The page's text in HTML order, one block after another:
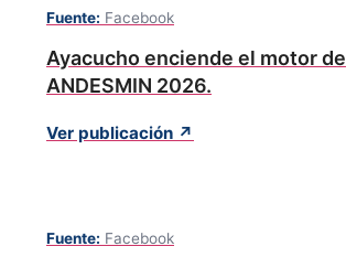
Fuente: Facebook
Ayacucho enciende el motor de
ANDESMIN 2026.
Ver publicación ↗
Fuente: Facebook